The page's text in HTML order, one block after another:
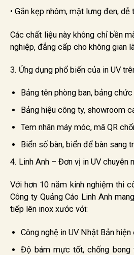
• Gắn kẹp nhôm, mặt lưng đen, dễ
Các chất liệu này không chỉ bền
nghiệp, đẳng cấp cho không gian
3. Ứng dụng phổ biến của in UV
Bảng tên phòng ban, bảng
Bảng hiệu công ty, showroom
Tem nhãn máy móc, mã QR
Biển số bàn, biển để bàn sang
4. Linh Anh – Đơn vị in UV chuyên
Với hơn 10 năm kinh nghiệm thi
Công ty Quảng Cáo Linh Anh
tiếp lên inox xước với:
Công nghệ in UV Nhật Bản hiện
Độ bám mực tốt, chống bong